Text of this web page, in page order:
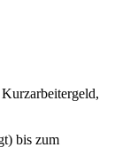
bis zum